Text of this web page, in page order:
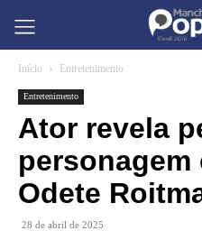
Início Entretenimento
Entretenimento
Ator revela
Odete
28 de abril de 2025